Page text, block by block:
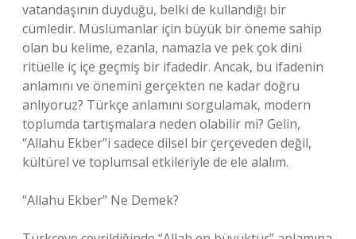
vatandaşının duyduğu, belki de kullandığı bir
cümledir. Müslümanlar için büyük bir öneme sahip
olan bu kelime, ezanla, namazla ve pek çok dini
ritüelle iç içe geçmiş bir ifadedir. Ancak, bu ifadenin
anlamını ve önemini gerçekten ne kadar doğru
anlıyoruz? Türkçe anlamını sorgulamak, modern
toplumda tartışmalara neden olabilir mi? Gelin,
“Allahu Ekber”i sadece dilsel bir çerçeveden değil,
kültürel ve toplumsal etkileriyle de ele alalım.
“Allahu Ekber” Ne Demek?